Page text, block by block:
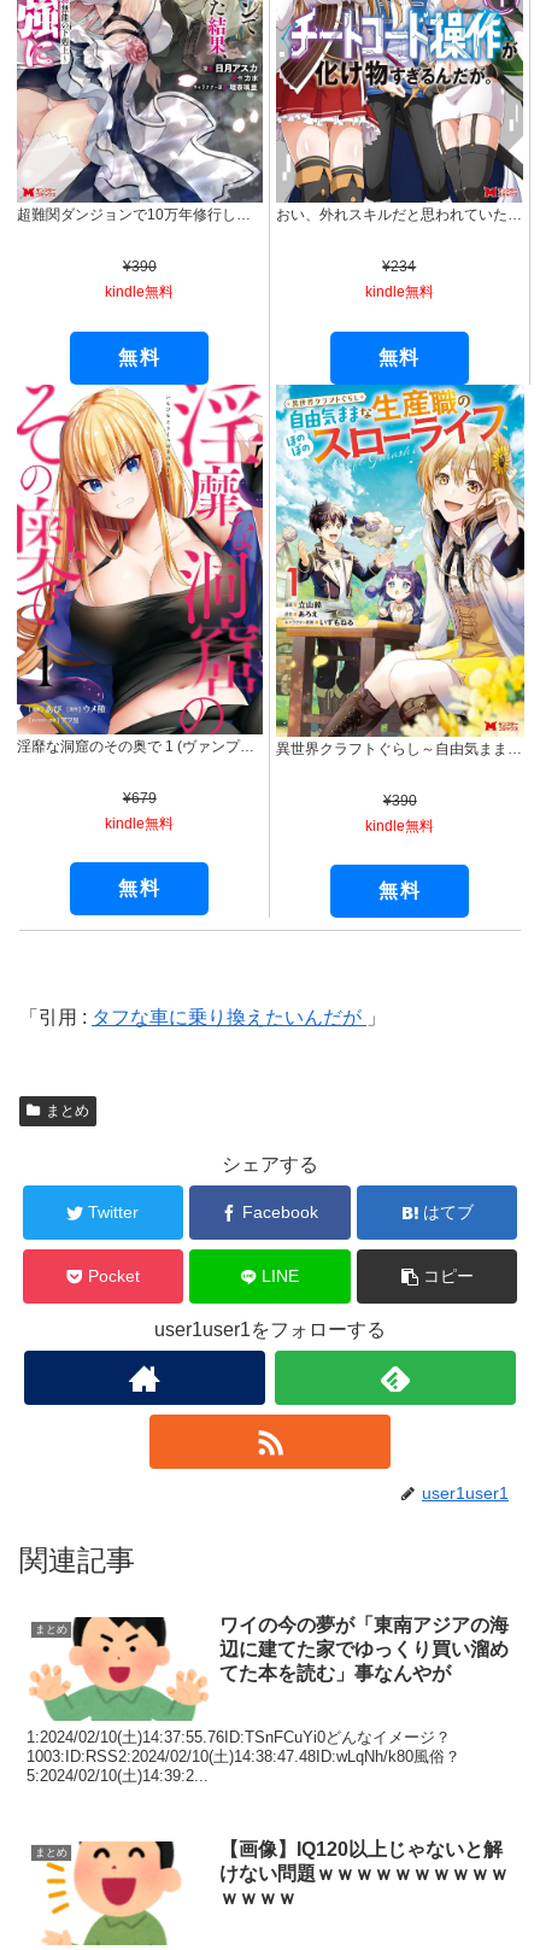
超難関ダンジョンで10万年修行した結果、世界最強に ～最弱無能の下剋上～（コミック） ： 1 (モンスターコミックス)
¥390
kindle無料
無料
おい、外れスキルだと思われていた《チートコード操作》が化け物すぎるんだが。（コミック） ： 1 (モンスターコミックス)
¥234
kindle無料
無料
淫靡な洞窟のその奥で 1 (ヴァンプコミックス)
¥679
kindle無料
無料
異世界クラフトぐらし～自由気ままな生産職のほのぼのスローライフ～（コミック） ： 1 (モンスターコミックス)
¥390
kindle無料
無料
引用 : タフな車に乗り換えたいんだが
まとめ
シェアする
Twitter Facebook はてブ
Pocket LINE コピー
user1user1をフォローする
user1user1
関連記事
まとめ
ワイの今の夢が「東南アジアの海
辺に建てた家でゆっくり買い溜め
てた本を読む」事なんやが
1:2024/02/10(土)14:37:55.76ID:TSnFCuYi0どんなイメージ？
1003:ID:RSS2:2024/02/10(土)14:38:47.48ID:wLqNh/k80風俗？
5:2024/02/10(土)14:39:2...
まとめ
【画像】IQ120以上じゃないと解
けない問題ｗｗｗｗｗｗｗｗｗｗ
ｗｗｗｗ